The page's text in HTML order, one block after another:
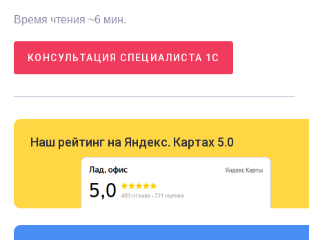
Время чтения ~6 мин.
КОНСУЛЬТАЦИЯ СПЕЦИАЛИСТА 1С
Наш рейтинг на Яндекс. Картах 5.0